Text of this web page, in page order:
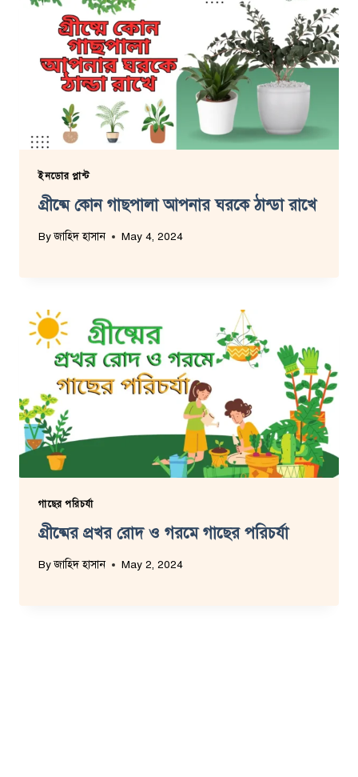
ইনডোর প্লান্ট
গ্রীষ্মে কোন গাছপালা আপনার ঘরকে ঠান্ডা রাখে
Byজাহিদ হাসান May 4, 2024
গাছের পরিচর্যা
গ্রীষ্মের প্রখর রোদ ও গরমে গাছের পরিচর্যা
Byজাহিদ হাসান May 2, 2024